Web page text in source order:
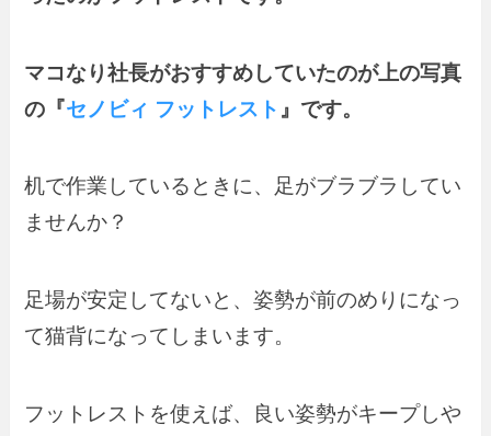
マコなり社長がおすすめしていたのが上の写真
の『セノビィ フットレスト 』です。
机で作業しているときに、足がブラブラしてい
ませんか？
足場が安定してないと、姿勢が前のめりになっ
て猫背になってしまいます。
フットレストを使えば、良い姿勢がキープしや